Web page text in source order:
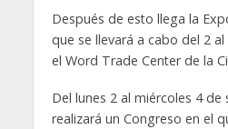
Después de esto llega la
que se llevará a cabo del 2
el Word Trade Center de la
Del lunes 2 al miércoles 4 de
realizará un Congreso en el